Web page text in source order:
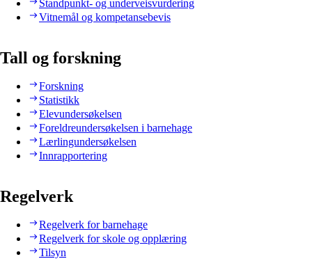
Standpunkt- og underveisvurdering
Vitnemål og kompetansebevis
Tall og forskning
Forskning
Statistikk
Elevundersøkelsen
Foreldreundersøkelsen i barnehage
Lærlingundersøkelsen
Innrapportering
Regelverk
Regelverk for barnehage
Regelverk for skole og opplæring
Tilsyn